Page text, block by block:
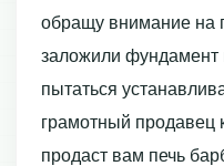
обращу внимание на
заложили фундамент
пытаться
грамотный продавец
продаст вам печь